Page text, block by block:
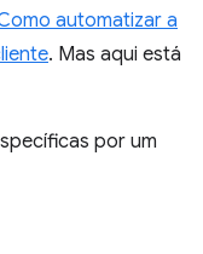
automatizar a
. Mas aqui está
por um